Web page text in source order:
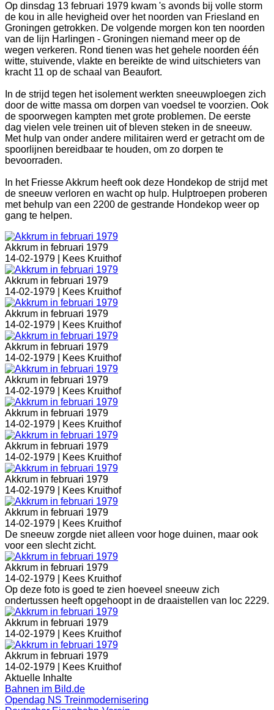
Op dinsdag 13 februari 1979 kwam 's avonds bij volle storm
de kou in alle hevigheid over het noorden van Friesland en
Groningen getrokken. De volgende morgen kon ten noorden
van de lijn Harlingen - Groningen niemand meer op de
wegen verkeren. Rond tienen was het gehele noorden één
witte, stuivende, vlakte en bereikte de wind uitschieters van
kracht 11 op de schaal van Beaufort.
In de strijd tegen het isolement werkten sneeuwploegen zich
door de witte massa om dorpen van voedsel te voorzien. Ook
de spoorwegen kampten met grote problemen. De eerste
dag vielen vele treinen uit of bleven steken in de sneeuw.
Met hulp van onder andere militairen werd er getracht om de
spoorlijnen bereidbaar te houden, om zo dorpen te
bevoorraden.
In het Friesse Akkrum heeft ook deze Hondekop de strijd met
de sneeuw verloren en wacht op hulp. Hulptroepen proberen
met behulp van een 2200 de gestrande Hondekop weer op
gang te helpen.
Akkrum in februari 1979
14-02-1979 |
Kees Kruithof
Akkrum in februari 1979
14-02-1979 |
Kees Kruithof
Akkrum in februari 1979
14-02-1979 |
Kees Kruithof
Akkrum in februari 1979
14-02-1979 |
Kees Kruithof
Akkrum in februari 1979
14-02-1979 |
Kees Kruithof
Akkrum in februari 1979
14-02-1979 |
Kees Kruithof
Akkrum in februari 1979
14-02-1979 |
Kees Kruithof
Akkrum in februari 1979
14-02-1979 |
Kees Kruithof
Akkrum in februari 1979
14-02-1979 |
Kees Kruithof
De sneeuw zorgde niet alleen voor hoge duinen, maar ook
voor een slecht zicht.
Akkrum in februari 1979
14-02-1979 |
Kees Kruithof
Op deze foto is goed te zien hoeveel sneeuw zich
ondertussen heeft opgehoopt in de draaistellen van loc 2229.
Akkrum in februari 1979
14-02-1979 |
Kees Kruithof
Akkrum in februari 1979
14-02-1979 |
Kees Kruithof
Aktuelle Inhalte
Bahnen im Bild.de
Opendag NS Treinmodernisering